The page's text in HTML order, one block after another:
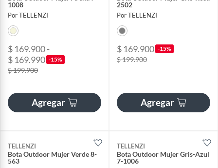
1008
Por TELLENZI
$ 169.900 -
$ 169.990 -15%
$ 199.900
Agregar
2502
Por TELLENZI
$ 169.900 -15%
$ 199.900
Agregar
TELLENZI
Bota Outdoor Mujer Verde 8-
563
TELLENZI
Bota Outdoor Mujer Gris-Azul
7-1006